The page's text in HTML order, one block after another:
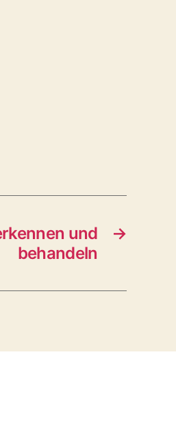
→
und
behandeln